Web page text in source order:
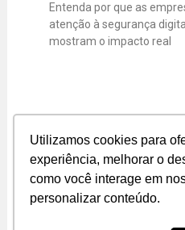
Utilizamos cookies para
experiência, melhorar o
como você interage em
personalizar conteúdo.
Entenda por que as
atenção à segurança
mostram o impacto real
Empresas
A segurança digital já não
empresa grande”. Hoje,